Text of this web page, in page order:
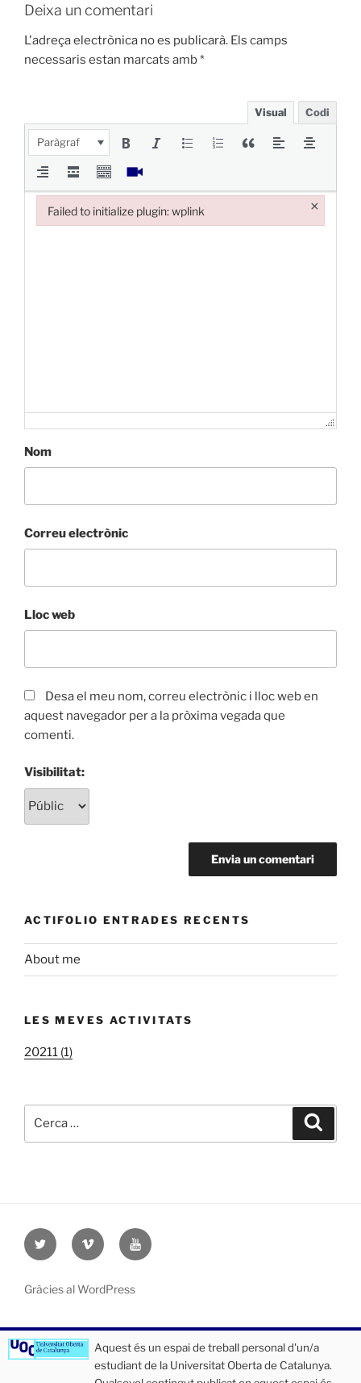
Deixa un comentari
L'adreça electrònica no es publicarà. Els camps
necessaris estan marcats amb*
Visual Codi
Paràgraf
Nom
Correu electrònic
Lloc web
Desa el meu nom, correu electrònic i lloc web en
aquest navegador per a la pròxima vegada que
comenti.
Visibilitat:
ACTIFOLIO ENTRADES RECENTS
About me
LES MEVES ACTIVITATS
20211 (1)
Twitter
UOC
Vimeo
UOC
Youtube
UOC
Gràcies al WordPress
Aquest és un espai de treball personal d'un/a
estudiant de la Universitat Oberta de Catalunya.
Failed to initialize plugin: wplink ×
Failed to initialize plugin: wplink